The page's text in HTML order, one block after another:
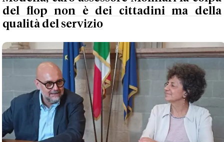
del flop non è dei cittadini ma della
qualità del servizio